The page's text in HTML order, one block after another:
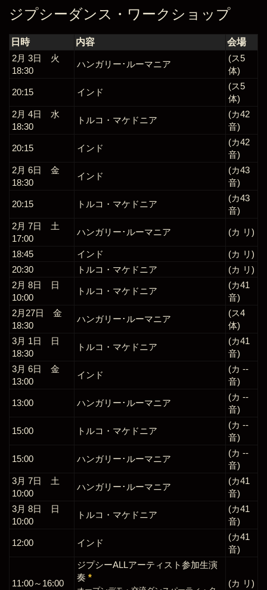
ジプシーダンス・ワークショップ
日時 内容
会場
2月 3日 火
18:30
ハンガリー･ルーマニア
(ス5
体)
20:15 インド
(ス5
体)
2月 4日 水
18:30
トルコ・マケドニア
(カ42
音)
20:15 インド
(カ42
音)
2月 6日 金
18:30
インド
(カ43
音)
20:15 トルコ・マケドニア
(カ43
音)
2月 7日 土
17:00
ハンガリー･ルーマニア (カ リ)
18:45 インド
(カ リ)
20:30
トルコ・マケドニア
(カ リ)
2月 8日 日
10:00
トルコ・マケドニア
(カ41
音)
2月27日 金
18:30
ハンガリー･ルーマニア
(ス4
体)
3月 1日 日
18:30
トルコ・マケドニア
(カ41
音)
3月 6日 金
13:00
インド
(カ --
音)
13:00 ハンガリー･ルーマニア
(カ --
音)
15:00 トルコ・マケドニア
(カ --
音)
15:00 ハンガリー･ルーマニア
(カ --
音)
3月 7日 土
10:00
ハンガリー･ルーマニア
(カ41
音)
3月 8日 日
10:00
トルコ・マケドニア
(カ41
音)
12:00 インド
(カ41
音)
11:00～16:00
ジプシーALLアーティスト参加生演
奏 *
(カ リ)